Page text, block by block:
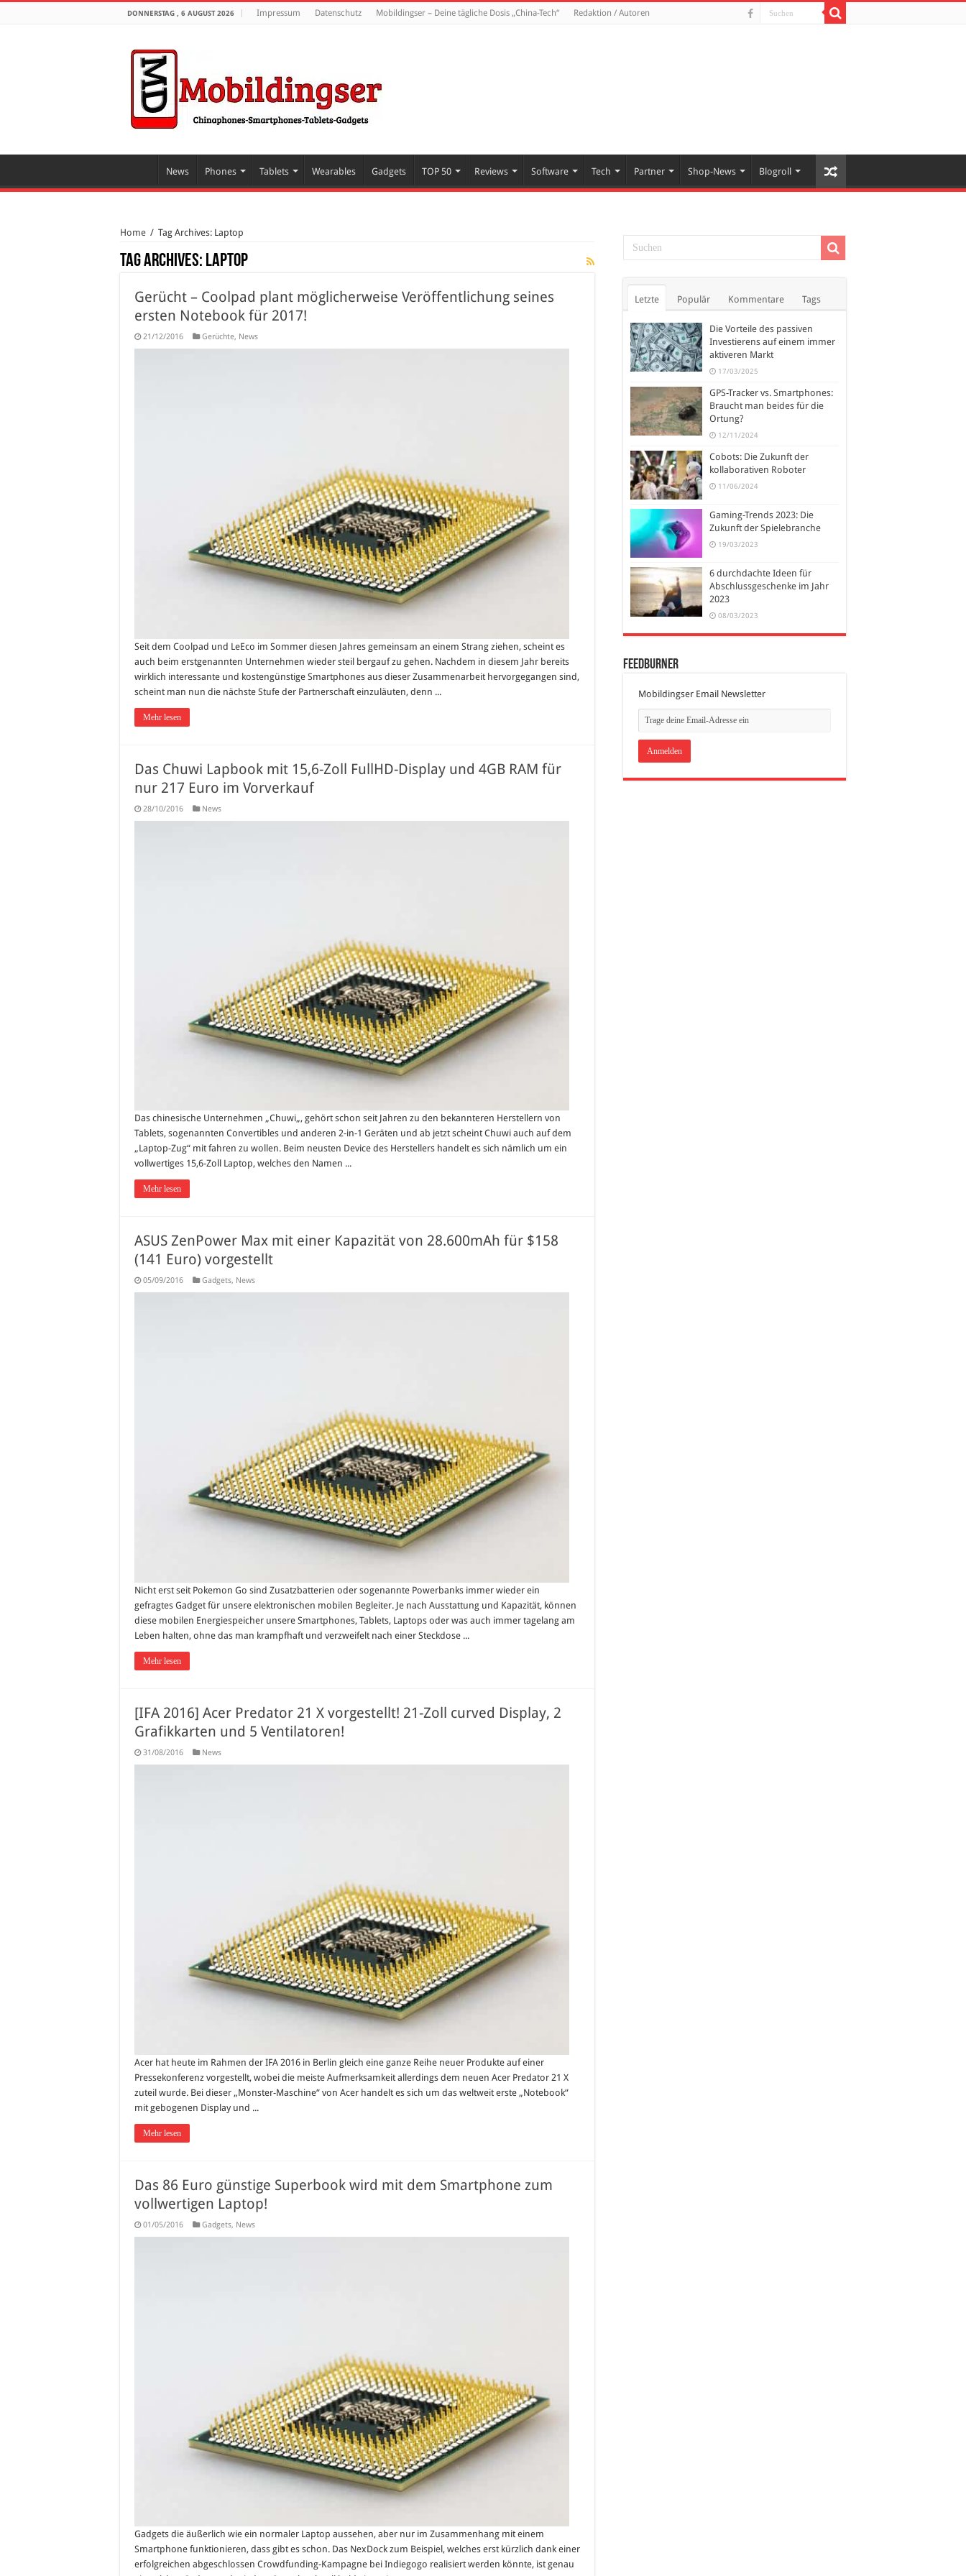
DONNERSTAG , 6 AUGUST 2026 Impressum Datenschutz Mobildingser – Deine tägliche Dosis „China-Tech“ Redaktion / Autoren
News Phones Tablets Wearables Gadgets TOP 50 Reviews Software Tech Partner Shop-News Blogroll
Home / Tag Archives: Laptop
Tag Archives: Laptop
Gerücht – Coolpad plant möglicherweise Veröffentlichung seines
ersten Notebook für 2017!
21/12/2016 Gerüchte, News
Seit dem Coolpad und LeEco im Sommer diesen Jahres gemeinsam an einem Strang ziehen, scheint es
auch beim erstgenannten Unternehmen wieder steil bergauf zu gehen. Nachdem in diesem Jahr bereits
wirklich interessante und kostengünstige Smartphones aus dieser Zusammenarbeit hervorgegangen sind,
scheint man nun die nächste Stufe der Partnerschaft einzuläuten, denn ...
Mehr lesen
Das Chuwi Lapbook mit 15,6-Zoll FullHD-Display und 4GB RAM für
nur 217 Euro im Vorverkauf
28/10/2016 News
Das chinesische Unternehmen „Chuwi„, gehört schon seit Jahren zu den bekannteren Herstellern von
Tablets, sogenannten Convertibles und anderen 2-in-1 Geräten und ab jetzt scheint Chuwi auch auf dem
„Laptop-Zug“ mit fahren zu wollen. Beim neusten Device des Herstellers handelt es sich nämlich um ein
vollwertiges 15,6-Zoll Laptop, welches den Namen ...
Mehr lesen
ASUS ZenPower Max mit einer Kapazität von 28.600mAh für $158
(141 Euro) vorgestellt
05/09/2016 Gadgets, News
Nicht erst seit Pokemon Go sind Zusatzbatterien oder sogenannte Powerbanks immer wieder ein
gefragtes Gadget für unsere elektronischen mobilen Begleiter. Je nach Ausstattung und Kapazität, können
diese mobilen Energiespeicher unsere Smartphones, Tablets, Laptops oder was auch immer tagelang am
Leben halten, ohne das man krampfhaft und verzweifelt nach einer Steckdose ...
Mehr lesen
[IFA 2016] Acer Predator 21 X vorgestellt! 21-Zoll curved Display, 2
Grafikkarten und 5 Ventilatoren!
31/08/2016 News
Acer hat heute im Rahmen der IFA 2016 in Berlin gleich eine ganze Reihe neuer Produkte auf einer
Pressekonferenz vorgestellt, wobei die meiste Aufmerksamkeit allerdings dem neuen Acer Predator 21 X
zuteil wurde. Bei dieser „Monster-Maschine“ von Acer handelt es sich um das weltweit erste „Notebook“
mit gebogenen Display und ...
Mehr lesen
Das 86 Euro günstige Superbook wird mit dem Smartphone zum
vollwertigen Laptop!
01/05/2016 Gadgets, News
Gadgets die äußerlich wie ein normaler Laptop aussehen, aber nur im Zusammenhang mit einem
Smartphone funktionieren, dass gibt es schon. Das NexDock zum Beispiel, welches erst kürzlich dank einer
erfolgreichen abgeschlossen Crowdfunding-Kampagne bei Indiegogo realisiert werden könnte, ist genau
Letzte Populär Kommentare Tags
Die Vorteile des passiven
Investierens auf einem immer
aktiveren Markt
17/03/2025
GPS-Tracker vs. Smartphones:
Braucht man beides für die
Ortung?
12/11/2024
Cobots: Die Zukunft der
kollaborativen Roboter
11/06/2024
Gaming-Trends 2023: Die
Zukunft der Spielebranche
19/03/2023
6 durchdachte Ideen für
Abschlussgeschenke im Jahr
2023
08/03/2023
FeedBurner
Mobildingser Email Newsletter